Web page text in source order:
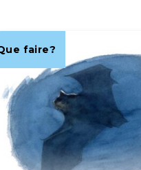
faire?